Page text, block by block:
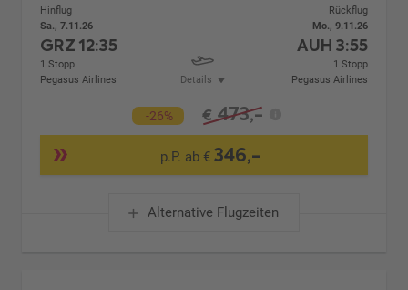
Hinflug
Sa., 7.11.26
GRZ12:35
1 Stopp
Pegasus Airlines
Details
Rückflug
Mo., 9.11.26
AUH 3:55
1 Stopp
Pegasus Airlines
-26% € 473,-
p.P. ab €346,-
Alternative Flugzeiten